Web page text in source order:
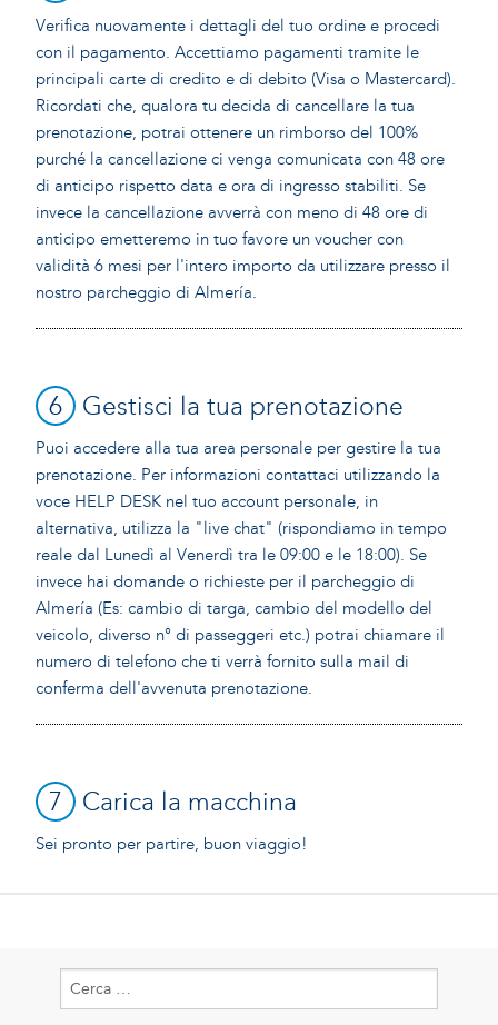
Verifica nuovamente i dettagli del tuo ordine e procedi
con il pagamento. Accettiamo pagamenti tramite le
principali carte di credito e di debito (Visa o Mastercard).
Ricordati che, qualora tu decida di cancellare la tua
prenotazione, potrai ottenere un rimborso del 100%
purché la cancellazione ci venga comunicata con 48 ore
di anticipo rispetto data e ora di ingresso stabiliti. Se
invece la cancellazione avverrà con meno di 48 ore di
anticipo emetteremo in tuo favore un voucher con
validità 6 mesi per l'intero importo da utilizzare presso il
nostro parcheggio di Almería.
6 Gestisci la tua prenotazione
Puoi accedere alla tua area personale per gestire la tua
prenotazione. Per informazioni contattaci utilizzando la
voce HELP DESK nel tuo account personale, in
alternativa, utilizza la "live chat" (rispondiamo in tempo
reale dal Lunedì al Venerdì tra le 09:00 e le 18:00). Se
invece hai domande o richieste per il parcheggio di
Almería (Es: cambio di targa, cambio del modello del
veicolo, diverso n° di passeggeri etc.) potrai chiamare il
numero di telefono che ti verrà fornito sulla mail di
conferma dell'avvenuta prenotazione.
7 Carica la macchina
Sei pronto per partire, buon viaggio!